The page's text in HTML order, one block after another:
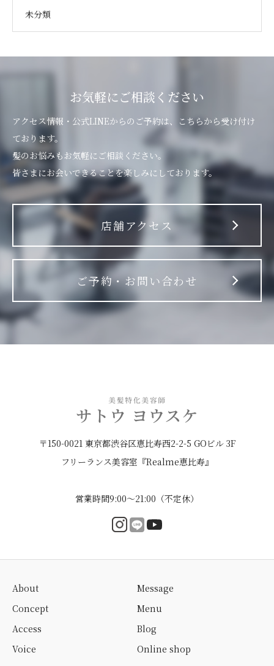
未分類
お気軽にご相談ください
アクセス情報・公式LINEからのご予約は、こちらから受け付け
ております。
髪のお悩みもお気軽にご相談ください。
皆さまにお会いできることを楽しみにしております。
店舗アクセス
ご予約・お問い合わせ
〒150-0021 東京都渋谷区恵比寿西2-2-5 GOビル 3F
フリーランス美容室『Realme恵比寿』
営業時間9:00〜21:00（不定休）
About
Message
Concept
Menu
Access
Blog
Voice
Online shop